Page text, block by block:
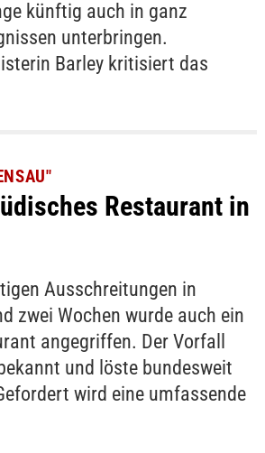
künftig auch in ganz
unterbringen.
Barley kritisiert das
Restaurant in
Ausschreitungen in
zwei Wochen wurde auch ein
angegriffen. Der Vorfall
und löste bundesweit
wird eine umfassende